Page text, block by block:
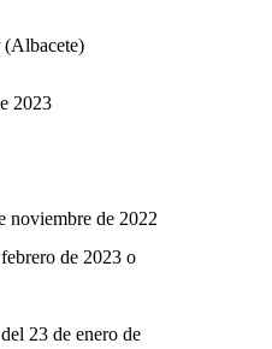
(Albacete)
2023
noviembre de 2022
de 2023 o
23 de enero de